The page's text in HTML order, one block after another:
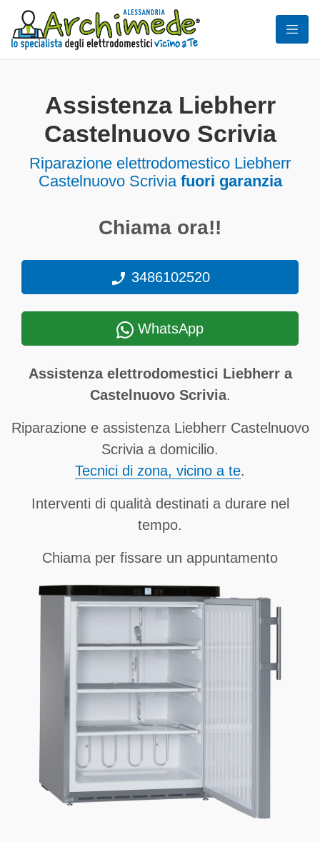
Assistenza Liebherr
Castelnuovo Scrivia
Riparazione elettrodomestico Liebherr
Castelnuovo Scrivia fuori garanzia
Chiama ora!!
3486102520
WhatsApp
Assistenza elettrodomestici Liebherr a
Castelnuovo Scrivia.
Riparazione e assistenza Liebherr Castelnuovo
Scrivia a domicilio.
Tecnici di zona, vicino a te.
Interventi di qualità destinati a durare nel
tempo.
Chiama per fissare un appuntamento